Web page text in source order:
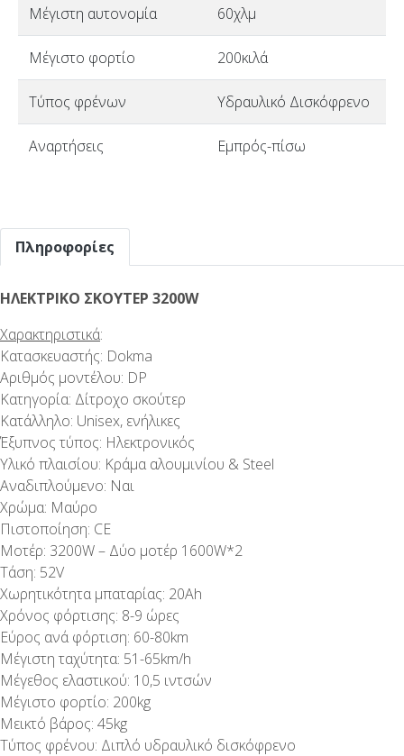
Μέγιστη αυτονομία 60χλμ
Μέγιστο φορτίο 200κιλά
Τύπος φρένων Υδραυλικό Δισκόφρενο
Αναρτήσεις Εμπρός-πίσω
Πληροφορίες
ΗΛΕΚΤΡΙΚΟ ΣΚΟΥΤΕΡ 3200W
Χαρακτηριστικά:
Κατασκευαστής: Dokma
Αριθμός μοντέλου: DP
Κατηγορία: Δίτροχο σκούτερ
Κατάλληλο: Unisex, ενήλικες
Έξυπνος τύπος: Ηλεκτρονικός
Υλικό πλαισίου: Κράμα αλουμινίου & Steel
Αναδιπλούμενο: Ναι
Χρώμα: Μαύρο
Πιστοποίηση: CE
Μοτέρ: 3200W – Δύο μοτέρ 1600W*2
Τάση: 52V
Χωρητικότητα μπαταρίας: 20Αh
Χρόνος φόρτισης: 8-9 ώρες
Εύρος ανά φόρτιση: 60-80km
Μέγιστη ταχύτητα: 51-65km/h
Μέγεθος ελαστικού: 10,5 ιντσών
Μέγιστο φορτίο: 200kg
Μεικτό βάρος: 45kg
Τύπος φρένου: Διπλό υδραυλικό δισκόφρενο